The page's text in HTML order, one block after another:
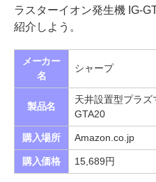
ラスターイオン発生機 IG-
紹介しよう。
メーカー
名
シャープ
製品名
天井設置型プラ
GTA20
購入場所 Amazon.co.jp
購入価格 15,689円